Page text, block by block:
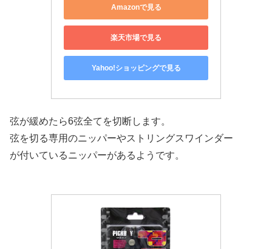
Amazonで見る
楽天市場で見る
Yahoo!ショッピングで見る
弦が緩めたら6弦全てを切断します。
弦を切る専用のニッパーやストリングスワインダー
が付いているニッパーがあるようです。